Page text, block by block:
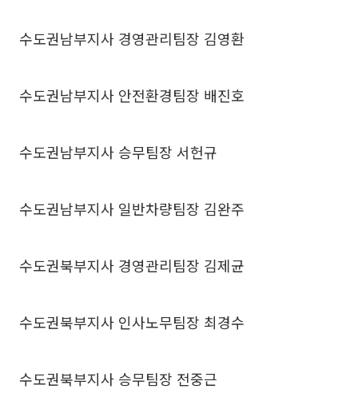
수도권남부지사 경영관리팀장 김영환
수도권남부지사 안전환경팀장 배진호
수도권남부지사 승무팀장 서헌규
수도권남부지사 일반차량팀장 김완주
수도권북부지사 경영관리팀장 김제균
수도권북부지사 인사노무팀장 최경수
수도권북부지사 승무팀장 전중근